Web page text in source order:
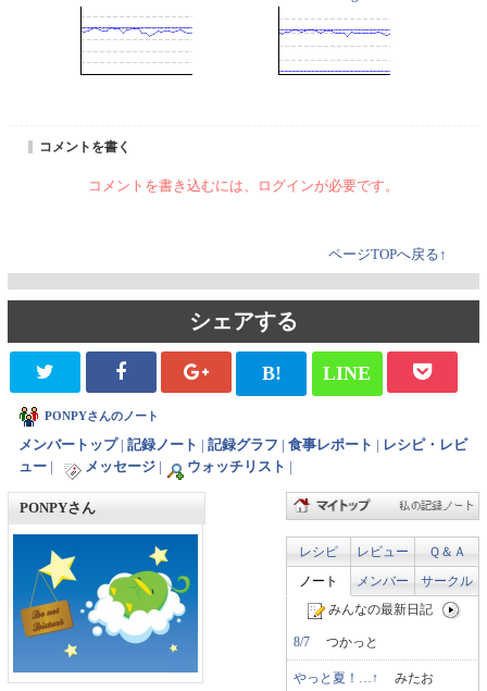
コメントを書く
コメントを書き込むには、ログインが必要です。
ページTOPへ戻る↑
シェアする
B! LINE
PONPYさんのノート
メンバートップ| 記録ノート 記録グラフ 食事レポート
レシピ・レビ
ュー
メッセージ ウォッチリスト
PONPYさん
レシピ レビュー
Ｑ＆Ａ
ノート
メンバー
サークル
みんなの最新日記
8/7 つかっと
やっと夏！…↑ みたお